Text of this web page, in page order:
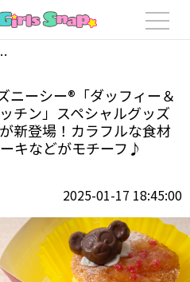
写真 20/59】東京ディズニーシー®「
ニーシー®「ダッフィー＆
チン」スペシャルグッズ
新登場！カラフルな食材
キなどがモチーフ♪
2025-01-17 18:45:00